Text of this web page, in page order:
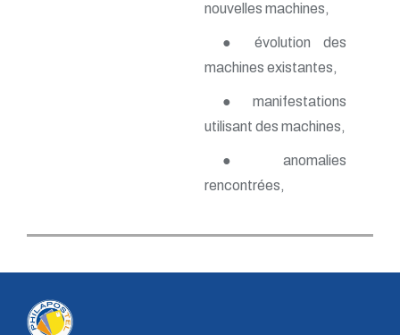
nouvelles machines,
● évolution des
machines existantes,
● manifestations
utilisant des machines,
● anomalies
rencontrées,